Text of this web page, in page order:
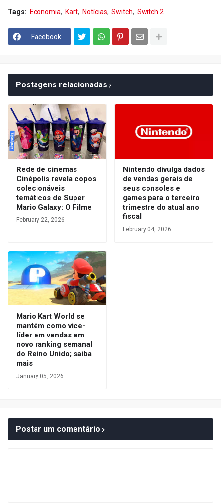
Tags: Economia Kart Notícias Switch Switch 2
Facebook
Postagens relacionadas
Rede de cinemas
Cinépolis revela copos
colecionáveis
temáticos de Super
Mario Galaxy: O Filme
February 22, 2026
Nintendo divulga dados
de vendas gerais de
seus consoles e
games para o terceiro
trimestre do atual ano
fiscal
February 04, 2026
Mario Kart World se
mantém como vice-
líder em vendas em
novo ranking semanal
do Reino Unido; saiba
mais
January 05, 2026
Postar um comentário